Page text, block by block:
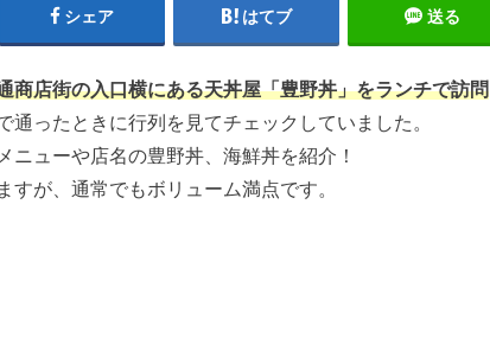
シェア はてブ 送る
商店街の入口横にある天丼屋「豊野丼」をランチで訪問
通ったときに行列を見てチェックしていました。
ニューや店名の豊野丼、海鮮丼を紹介！
すが、通常でもボリューム満点です。